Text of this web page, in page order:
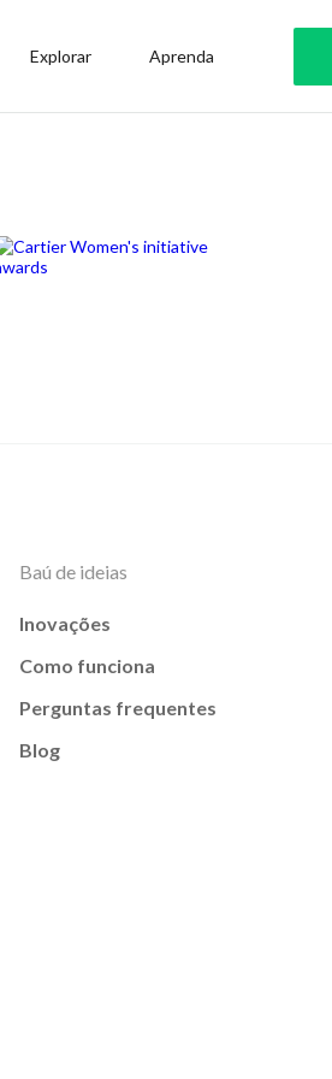
Explorar Aprenda
Baú de ideias
Inovações
Como funciona
Perguntas frequentes
Blog